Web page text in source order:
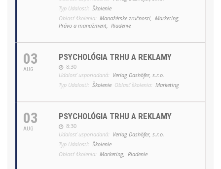
Typ Udalosti: Školenie
Oblasť školenia: Manažérske zručnosti, Marketing,
Právo a manažment, Riadenie
03
AUG
PSYCHOLÓGIA TRHU A REKLAMY
8:30
Udalosť usporiadaná: Verlag Dashöfer, s.r.o.
Typ Udalosti: Školenie Oblasť školenia: Marketing
03
AUG
PSYCHOLÓGIA TRHU A REKLAMY
8:30
Udalosť usporiadaná: Verlag Dashöfer, s.r.o.
Typ Udalosti: Školenie
Oblasť školenia: Marketing, Riadenie